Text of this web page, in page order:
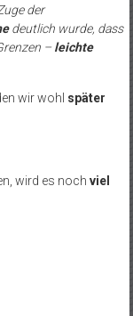
der
deutlich wurde, dass
– leichte
wir wohl später
wird es noch viel